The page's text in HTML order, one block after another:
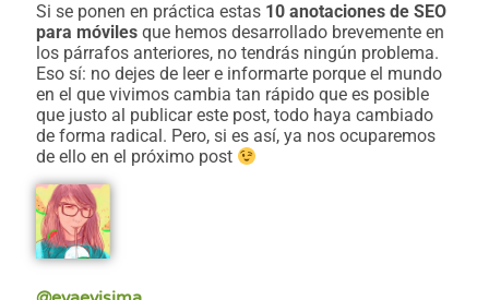
Si se ponen en práctica estas 10 anotaciones de SEO
para móviles que hemos desarrollado brevemente en
los párrafos anteriores, no tendrás ningún problema.
Eso sí: no dejes de leer e informarte porque el mundo
en el que vivimos cambia tan rápido que es posible
que justo al publicar este post, todo haya cambiado
de forma radical. Pero, si es así, ya nos ocuparemos
de ello en el próximo post